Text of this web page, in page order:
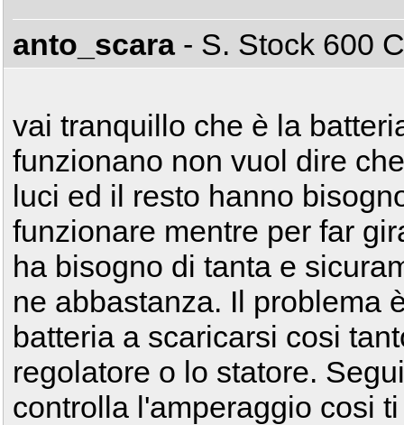
anto_scara - S. Stock 600
vai tranquillo che è la
funzionano non vuol dire
luci ed il resto hanno
funzionare mentre per far
ha bisogno di tanta e
ne abbastanza. Il problema
batteria a scaricarsi cosi
regolatore o lo statore.
controlla l'amperaggio cosi